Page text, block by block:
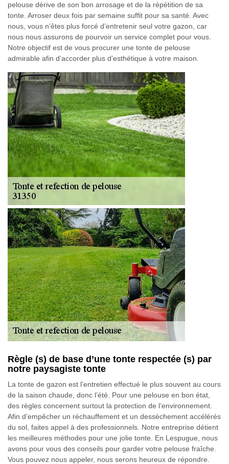
pelouse dérive de son bon arrosage et de la répétition de sa
tonte. Arroser deux fois par semaine suffit pour sa santé. Avec
nous, vous n’êtes plus forcé d’entretenir seul votre gazon, car
nous nous assurons de pourvoir un service complet pour vous.
Notre objectif est de vous procurer une tonte de pelouse
admirable afin d’accorder plus d’esthétique à votre maison.
Règle (s) de base d’une tonte respectée (s) par
notre paysagiste tonte
La tonte de gazon est l’entretien effectué le plus souvent au cours
de la saison chaude, donc l’été. Pour une pelouse en bon état,
des règles concernent surtout la protection de l’environnement.
Afin d’empêcher un réchauffement et un dessèchement accélérés
du sol, faites appel à des professionnels. Notre entreprise détient
les meilleures méthodes pour une jolie tonte. En Lespugue, nous
avons pour vous des conseils pour garder votre pelouse fraîche.
Vous pouvez nous appeler, nous serons heureux de répondre.